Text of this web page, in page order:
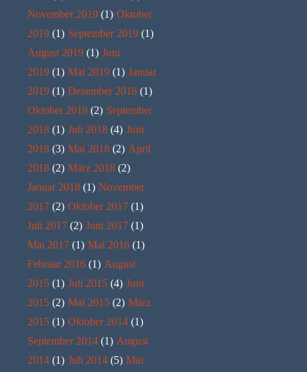
November 2019 (1) Oktober
2019 (1) September 2019 (1)
August 2019 (1) Juni
2019 (1) Mai 2019 (1) Januar
2019 (1) Dezember 2018 (1)
Oktober 2018 (2) September
2018 (1) Juli 2018 (4) Juni
2018 (3) Mai 2018 (2) April
2018 (2) März 2018 (2)
Januar 2018 (1) November
2017 (2) Oktober 2017 (1)
Juli 2017 (2) Juni 2017 (1)
Mai 2017 (1) Mai 2016 (1)
Februar 2016 (1) August
2015 (1) Juli 2015 (4) Juni
2015 (2) Mai 2015 (2) März
2015 (1) Oktober 2014 (1)
September 2014 (1) August
2014 (1) Juli 2014 (5) Mai